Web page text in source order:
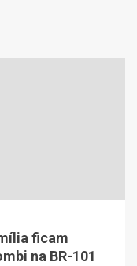
ficam
na BR-101